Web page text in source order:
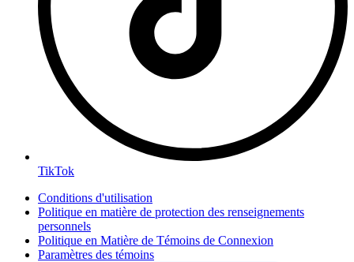
TikTok
Conditions d'utilisation
Politique en matière de protection des renseignements
personnels
Politique en Matière de Témoins de Connexion
Paramètres des témoins